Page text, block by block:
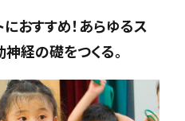
おすすめ！あらゆるス
経の礎をつくる。